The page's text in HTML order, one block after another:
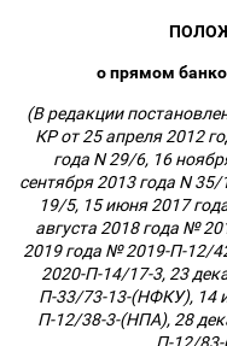
о прямом
(В редакции
КР от 25 апреля 2012
года N 29/6, 16
сентября 2013 года N
19/5, 15 июня 2017
августа 2018 года №
2019 года № 2019-П-12/
2020-П-14/17-3, 23
П-33/73-13-(НФКУ), 14
П-12/38-3-(НПА), 28